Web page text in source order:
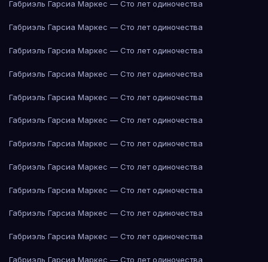
Габриэль Гарсиа Маркес — Сто лет одиночества
Габриэль Гарсиа Маркес — Сто лет одиночества
Габриэль Гарсиа Маркес — Сто лет одиночества
Габриэль Гарсиа Маркес — Сто лет одиночества
Габриэль Гарсиа Маркес — Сто лет одиночества
Габриэль Гарсиа Маркес — Сто лет одиночества
Габриэль Гарсиа Маркес — Сто лет одиночества
Габриэль Гарсиа Маркес — Сто лет одиночества
Габриэль Гарсиа Маркес — Сто лет одиночества
Габриэль Гарсиа Маркес — Сто лет одиночества
Габриэль Гарсиа Маркес — Сто лет одиночества
Габриэль Гарсиа Маркес — Сто лет одиночества